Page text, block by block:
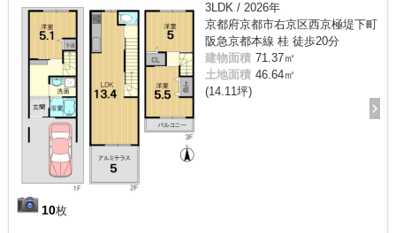
10枚
3LDK / 2026年
京都府京都市右京区西京極堤下町
阪急京都本線 桂 徒歩20分
建物面積 71.37㎡
土地面積 46.64㎡
(14.11坪)